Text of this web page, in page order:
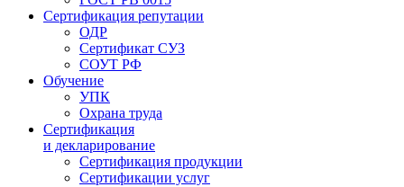
Сертификация репутации
ОДР
Сертификат СУЗ
СОУТ РФ
Обучение
УПК
Охрана труда
Сертификация
и декларирование
Сертификация продукции
Сертификации услуг